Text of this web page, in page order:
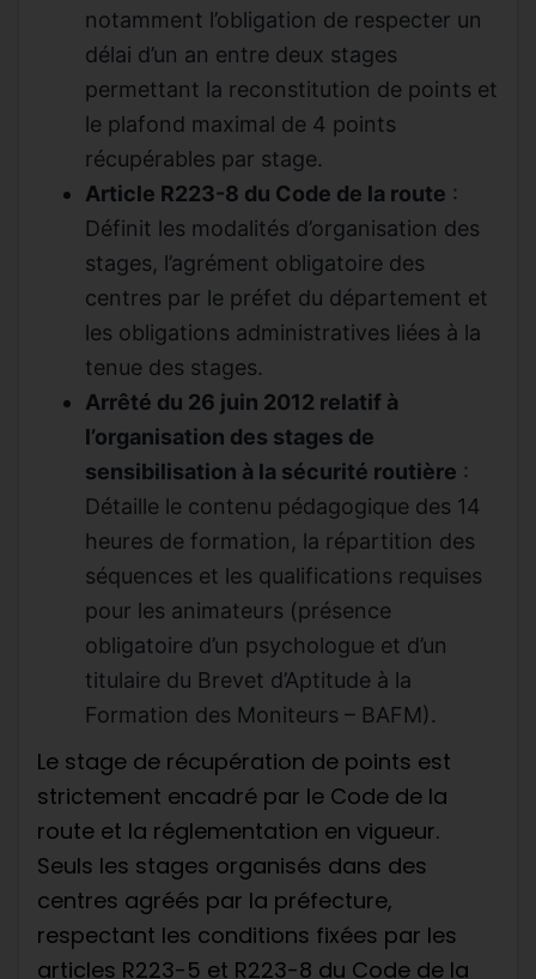
notamment l’obligation de respecter un
délai d’un an entre deux stages
permettant la reconstitution de points et
le plafond maximal de 4 points
récupérables par stage.
Article R223-8 du Code de la route :
Définit les modalités d’organisation des
stages, l’agrément obligatoire des
centres par le préfet du département et
les obligations administratives liées à la
tenue des stages.
Arrêté du 26 juin 2012 relatif à
l’organisation des stages de
sensibilisation à la sécurité routière :
Détaille le contenu pédagogique des 14
heures de formation, la répartition des
séquences et les qualifications requises
pour les animateurs (présence
obligatoire d’un psychologue et d’un
titulaire du Brevet d’Aptitude à la
Formation des Moniteurs – BAFM).
Le stage de récupération de points est
strictement encadré par le Code de la
route et la réglementation en vigueur.
Seuls les stages organisés dans des
centres agréés par la préfecture,
respectant les conditions fixées par les
articles R223-5 et R223-8 du Code de la